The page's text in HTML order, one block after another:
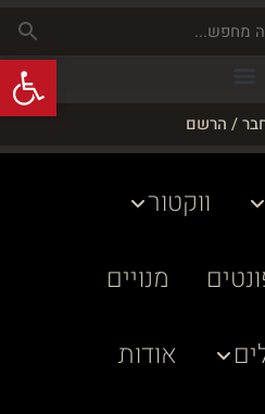
/ הרשם
ווקטור
מנויים
אודות